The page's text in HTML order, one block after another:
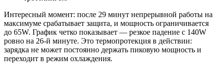
Интересный момент: после 29 минут непрерывной работы на
максимуме срабатывает защита, и мощность ограничивается
до 65W. График четко показывает — резкое падение с 140W
ровно на 26-й минуте. Это термопротекция в действии:
зарядка не может постоянно держать пиковую мощность и
переходит в режим охлаждения.